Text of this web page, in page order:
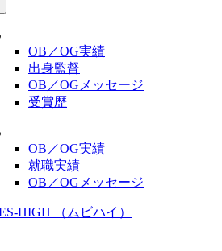
OB／OG実績
出身監督
OB／OGメッセージ
受賞歴
OB／OG実績
就職実績
OB／OGメッセージ
HIGH （ムビハイ）